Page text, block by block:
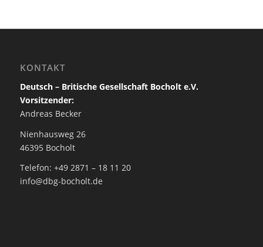
KONTAKT
Deutsch – Britische Gesellschaft Bocholt e.V.
Vorsitzender:
Andreas Becker
Nienhausweg 26
46395 Bocholt
Telefon: +49 2871 – 18 11 20
info@dbg-bocholt.de